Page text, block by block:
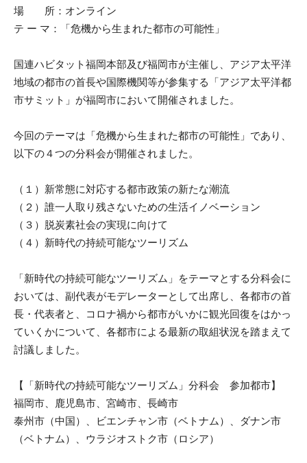
場 所：オンライン
テ ー マ：「危機から生まれた都市の可能性」
国連ハビタット福岡本部及び福岡市が主催し、アジア太平洋
地域の都市の首長や国際機関等が参集する「アジア太平洋都
市サミット」が福岡市において開催されました。
今回のテーマは「危機から生まれた都市の可能性」であり、
以下の４つの分科会が開催されました。
（１）新常態に対応する都市政策の新たな潮流
（２）誰一人取り残さないための生活イノベーション
（３）脱炭素社会の実現に向けて
（４）新時代の持続可能なツーリズム
「新時代の持続可能なツーリズム」をテーマとする分科会に
おいては、副代表がモデレーターとして出席し、各都市の首
長・代表者と、コロナ禍から都市がいかに観光回復をはかっ
ていくかについて、各都市による最新の取組状況を踏まえて
討議しました。
【「新時代の持続可能なツーリズム」分科会 参加都市】
福岡市、鹿児島市、宮崎市、長崎市
泰州市（中国）、ビエンチャン市（ベトナム）、ダナン市
（ベトナム）、ウラジオストク市（ロシア）